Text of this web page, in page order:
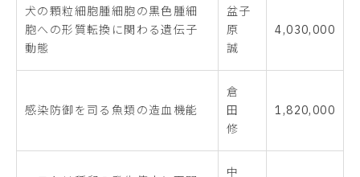
犬の顆粒細胞腫細胞の黒色腫細
胞への形質転換に関わる遺伝子
動態
盆子
原
誠
4,030,000
感染防御を司る魚類の造血機能
倉
田
修
1,820,000
中